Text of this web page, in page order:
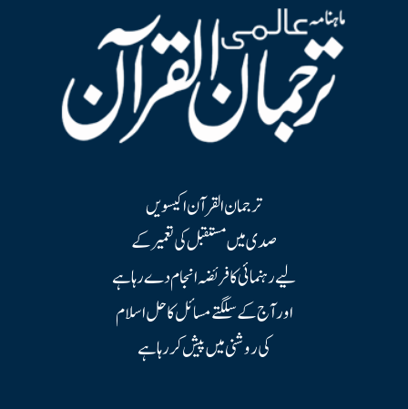
ترجمان القرآن اکیسویں
صدی میں مستقبل کی تعمیر کے
لیے رہنمائی کا فریضہ انجام دے رہا ہے
اور آج کے سلگتے مسائل کا حل اسلام
کی روشنی میں پیش کر رہا ہے